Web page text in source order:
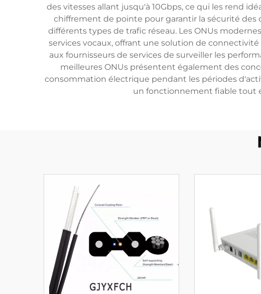
des vitesses allant jusqu'à 10Gbps, ce qui les rend
chiffrement de pointe pour garantir la sécurité des
différents types de trafic réseau. Les ONUs
services vocaux, offrant une solution de
aux fournisseurs de services de surveiller les
meilleures ONUs présentent également des
consommation électrique pendant les périodes
un fonctionnement fiable tout